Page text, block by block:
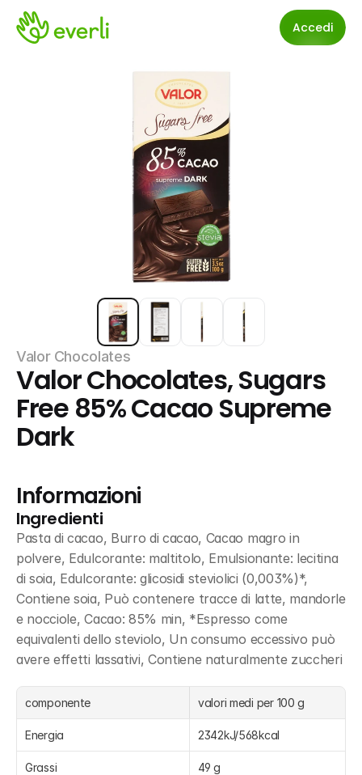
Accedi
Valor Chocolates
Valor Chocolates, Sugars
Free 85% Cacao Supreme
Dark
Informazioni
Ingredienti
Pasta di cacao, Burro di cacao, Cacao magro in
polvere, Edulcorante: maltitolo, Emulsionante: lecitina
di soia, Edulcorante: glicosidi steviolici (0,003%)*,
Contiene soia, Può contenere tracce di latte, mandorle
e nocciole, Cacao: 85% min, *Espresso come
equivalenti dello steviolo, Un consumo eccessivo può
avere effetti lassativi, Contiene naturalmente zuccheri
componente valori medi per 100 g
Energia 2342kJ/568kcal
Grassi 49 g